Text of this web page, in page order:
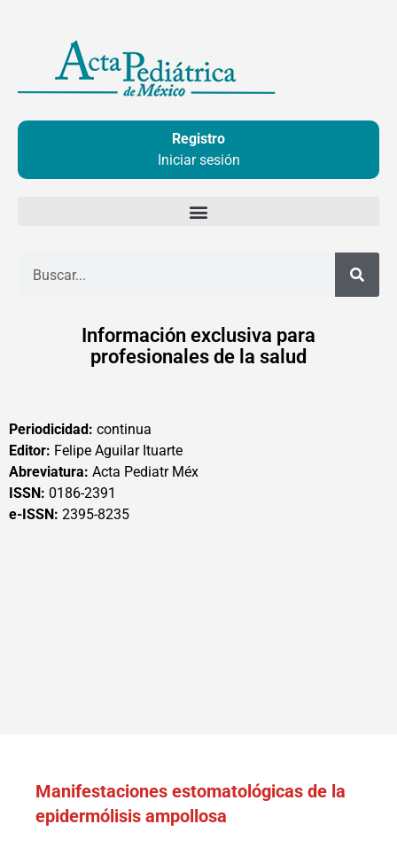
contenido
Registro
Iniciar sesión
Información exclusiva para
profesionales de la salud
Periodicidad: continua
Editor: Felipe Aguilar Ituarte
Abreviatura: Acta Pediatr Méx
ISSN: 0186-2391
e-ISSN: 2395-8235
Manifestaciones estomatológicas de la
epidermólisis ampollosa